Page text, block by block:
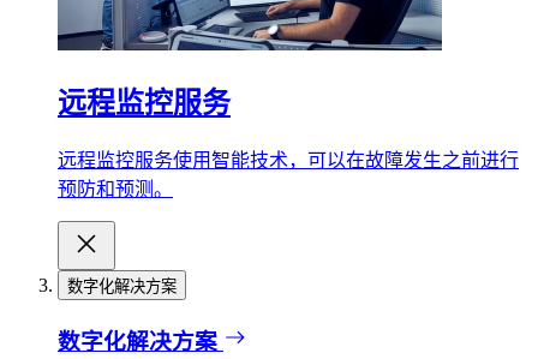
远程监控服务
远程监控服务使用智能技术，可以在故障发生之前进行
预防和预测。
数字化解决方案
数字化解决方案